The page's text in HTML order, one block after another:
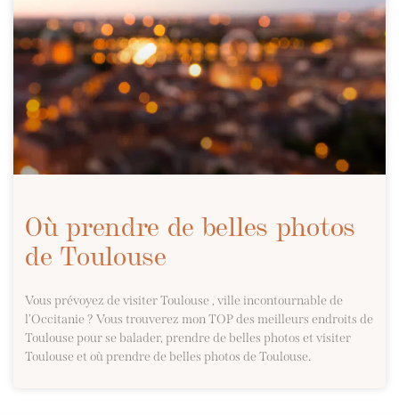
Où prendre de belles photos
de Toulouse
Vous prévoyez de visiter Toulouse , ville incontournable de
l’Occitanie ? Vous trouverez mon TOP des meilleurs endroits de
Toulouse pour se balader, prendre de belles photos et visiter
Toulouse et où prendre de belles photos de Toulouse.